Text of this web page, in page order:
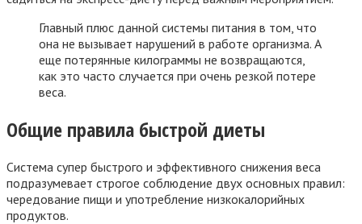
Главный плюс данной системы питания в том, что
она не вызывает нарушений в работе организма. А
еще потерянные килограммы не возвращаются,
как это часто случается при очень резкой потере
веса.
Общие правила быстрой диеты
Система супер быстрого и эффективного снижения веса
подразумевает строгое соблюдение двух основных правил:
чередование пищи и употребление низкокалорийных
продуктов.